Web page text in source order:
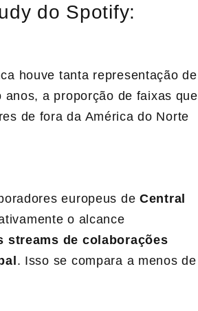
do Spotify:
houve tanta representação de
a proporção de faixas que
de fora da América do Norte
europeus de Central
o alcance
streams de colaborações
. Isso se compara a menos de